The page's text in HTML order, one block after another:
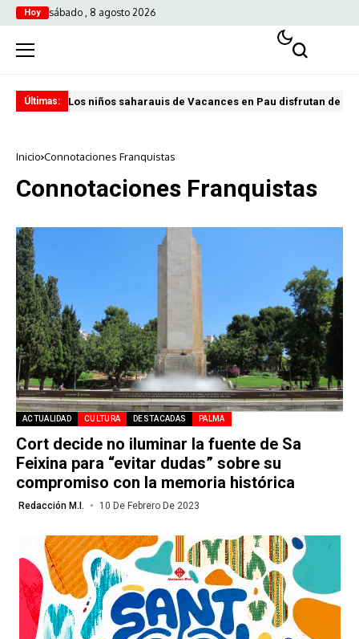
Hoy sábado , 8 agosto 2026
Últimas: Los niños saharauis de Vacances en Pau disfrutan de
Inicio Connotaciones Franquistas
Connotaciones Franquistas
ACTUALIDAD CULTURA DESTACADAS PALMA
Cort decide no iluminar la fuente de Sa
Feixina para “evitar dudas” sobre su
compromiso con la memoria histórica
Redacción M.I. 10 De Febrero De 2023